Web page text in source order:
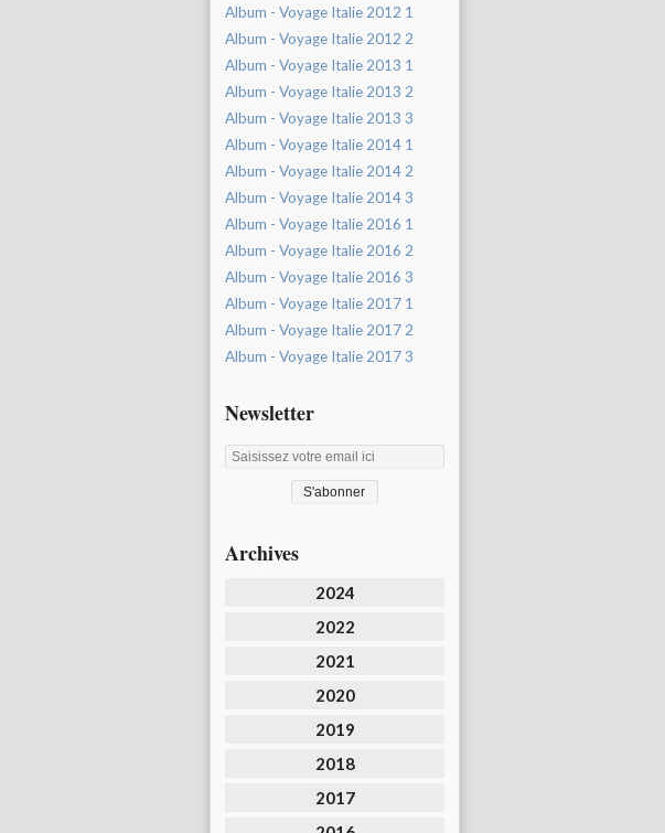
Album - Voyage Italie 2012 1
Album - Voyage Italie 2012 2
Album - Voyage Italie 2013 1
Album - Voyage Italie 2013 2
Album - Voyage Italie 2013 3
Album - Voyage Italie 2014 1
Album - Voyage Italie 2014 2
Album - Voyage Italie 2014 3
Album - Voyage Italie 2016 1
Album - Voyage Italie 2016 2
Album - Voyage Italie 2016 3
Album - Voyage Italie 2017 1
Album - Voyage Italie 2017 2
Album - Voyage Italie 2017 3
Newsletter
Archives
2024
2022
2021
2020
2019
2018
2017